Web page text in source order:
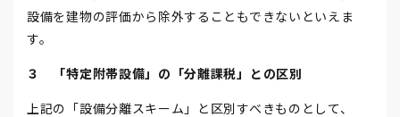
設備を建物の評価から除外することもできないといえま
す。
３ 「特定附帯設備」の「分離課税」との区別
上記の「設備分離スキーム」と区別すべきものとして、